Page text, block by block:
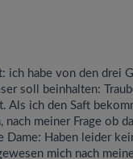
ich habe von den drei
soll beinhalten:
Als ich den Saft
nach meiner Frage ob
Dame: Haben leider
mich nach